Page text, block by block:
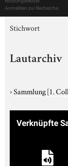
Anmelden zur Recherche
Stichwort
Lautarchiv
›Sammlung[1.
Verknüpfte